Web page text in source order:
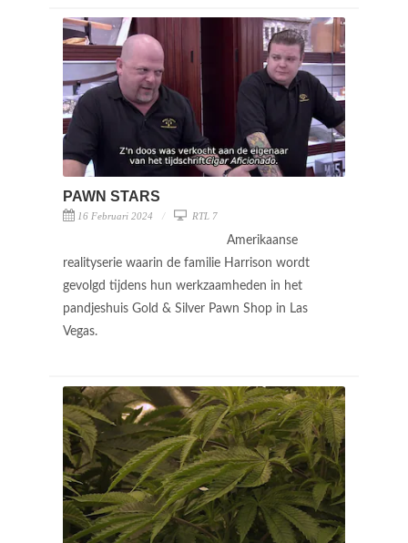
PAWN STARS
16 Februari 2024 RTL 7
Amerikaanse
realityserie waarin de familie Harrison wordt
gevolgd tijdens hun werkzaamheden in het
pandjeshuis Gold & Silver Pawn Shop in Las
Vegas.